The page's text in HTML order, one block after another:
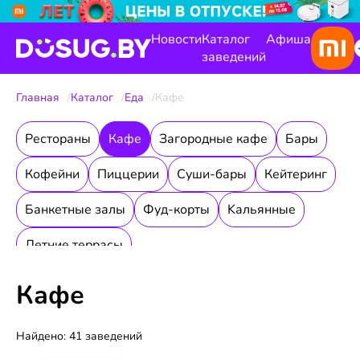
НовостиКаталог
заведений
Афиша
Главная Каталог Еда Кафе
Рестораны Кафе Загородные кафе
Бары
Кофейни
Пиццерии Суши-бары
Кейтеринг
Банкетные залы
Фуд-корты
Kальянные
Летние террасы
Кафе
Найдено: 41 заведений